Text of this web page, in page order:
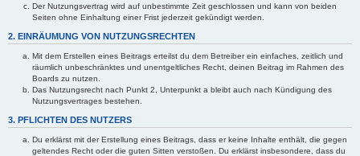
Der Nutzungsvertrag wird auf unbestimmte Zeit geschlossen und kann von beiden
Seiten ohne Einhaltung einer Frist jederzeit gekündigt werden.
2. EINRÄUMUNG VON NUTZUNGSRECHTEN
Mit dem Erstellen eines Beitrags erteilst du dem Betreiber ein einfaches, zeitlich und
räumlich unbeschränktes und unentgeltliches Recht, deinen Beitrag im Rahmen des
Boards zu nutzen.
Das Nutzungsrecht nach Punkt 2, Unterpunkt a bleibt auch nach Kündigung des
Nutzungsvertrages bestehen.
3. PFLICHTEN DES NUTZERS
Du erklärst mit der Erstellung eines Beitrags, dass er keine Inhalte enthält, die gegen
geltendes Recht oder die guten Sitten verstoßen. Du erklärst insbesondere, dass du